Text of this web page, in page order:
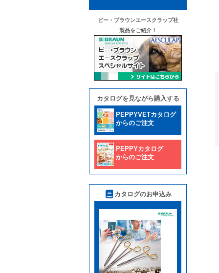
ビー・ブラウンエースクラップ社
製品をご紹介！
カタログを見ながら購入する
PEPPYVETカタログ
からのご注文
PEPPYカタログ
からのご注文
カタログのお申込み